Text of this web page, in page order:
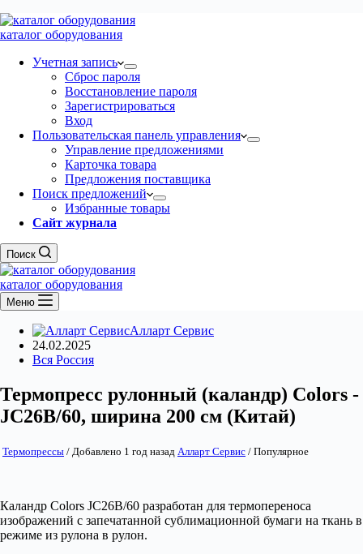
каталог оборудования
Учетная запись
Сброс пароля
Восстановление пароля
Зарегистрироваться
Вход
Пользовательская панель управления
Управление предложениями
Карточка товара
Предложения поставщика
Поиск предложений
Избранные товары
Сайт журнала
Поиск
каталог оборудования
Меню
Алларт Сервис
24.02.2025
Вся Россия
Термопресс рулонный (каландр) Colors -
JC26B/60, ширина 200 см (Китай)
Термопрессы / Добавлено 1 год назад Алларт Сервис / Популярное
Каландр Colors JC26B/60 разработан для термопереноса
изображений с запечатанной сублимационной бумаги на ткань в
режиме из рулона в рулон.